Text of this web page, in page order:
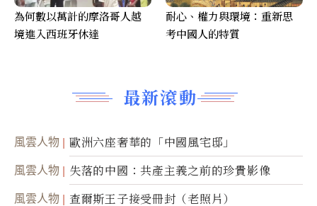
最新滾動
風雲人物 歐洲六座奢華的「中國風宅邸」
風雲人物 失落的中國：共產主義之前的珍貴影像
風雲人物 查爾斯王子接受冊封（老照片）
為何數以萬計的摩洛哥人越
境進入西班牙休達
耐心、權力與環境：重新思
考中國人的特質